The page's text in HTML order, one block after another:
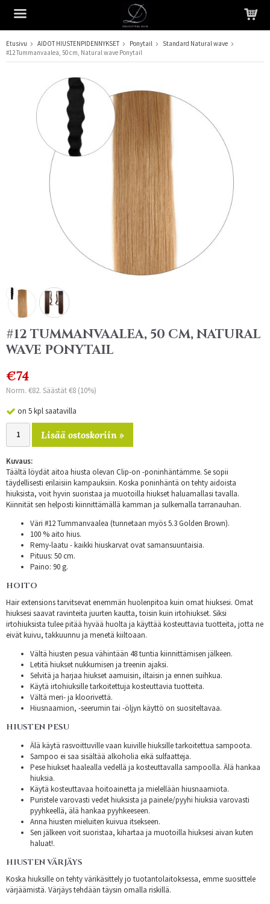
Tuote on lisätty ostoskoriin
Etusivu AIDOT HIUSTENPIDENNYKSET Ponytail
Standard Natural wave
#12 Tummanvaalea, 50 cm, Natural wave Ponytail
#12 TUMMANVAALEA, 50 CM, NATURAL
WAVE PONYTAIL
€74
Norm. €82. Säästät €8 (10%)
on 5 kpl saatavilla
Lisää ostoskoriin »
Kuvaus:
Täältä löydät aitoa hiusta olevan Clip-on -poninhäntämme. Se sopii
täydellisesti erilaisiin kampauksiin. Koska poninhäntä on tehty aidoista
hiuksista, voit hyvin suoristaa ja muotoilla hiukset haluamallasi tavalla.
Kiinnität sen helposti kiinnittämällä kamman ja sulkemalla tarranauhan.
Väri #12 Tummanvaalea (tunnetaan myös 5.3 Golden Brown).
100 % aito hius.
Remy-laatu - kaikki hiuskarvat ovat samansuuntaisia.
Pituus: 50 cm.
Paino: 90 g.
HOITO
Hair extensions tarvitsevat enemmän huolenpitoa kuin omat hiuksesi. Omat
hiuksesi saavat ravinteita juurten kautta, toisin kuin irtohiukset. Siksi
irtohiuksista tulee pitää hyvää huolta ja käyttää kosteuttavia tuotteita, jotta ne
eivät kuivu, takkuunnu ja menetä kiiltoaan.
Vältä hiusten pesua vähintään 48 tuntia kiinnittämisen jälkeen.
Letitä hiukset nukkumisen ja treenin ajaksi.
Selvitä ja harjaa hiukset aamuisin, iltaisin ja ennen suihkua.
Käytä irtohiuksille tarkoitettuja kosteuttavia tuotteita.
Vältä meri- ja kloorivettä.
Hiusnaamion, -seerumin tai -öljyn käyttö on suositeltavaa.
HIUSTEN PESU
Älä käytä rasvoittuville vaan kuiville hiuksille tarkoitettua sampoota.
Sampoo ei saa sisältää alkoholia eikä sulfaatteja.
Pese hiukset haalealla vedellä ja kosteuttavalla sampoolla. Älä hankaa
hiuksia.
Käytä kosteuttavaa hoitoainetta ja mielellään hiusnaamiota.
Puristele varovasti vedet hiuksista ja painele/pyyhi hiuksia varovasti
pyyhkeellä, älä hankaa pyyhkeeseen.
Anna hiusten mieluiten kuivua itsekseen.
Sen jälkeen voit suoristaa, kihartaa ja muotoilla hiuksesi aivan kuten
haluat!.
HIUSTEN VÄRJÄYS
Koska hiuksille on tehty värikäsittely jo tuotantolaitoksessa, emme suosittele
värjäämistä. Värjäys tehdään täysin omalla riskillä.